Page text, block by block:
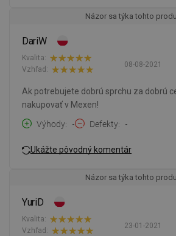
Názor sa týka tohto
DariW
08-08-2021
Kvalita:
Vzhľad:
Ak potrebujete dobrú sprchu za dobrú
nakupovať v Mexen!
Výhody
- Defekty -
Ukážte pôvodný komentár
Názor sa týka tohto
YuriD
23-01-2021
Kvalita:
Vzhľad: